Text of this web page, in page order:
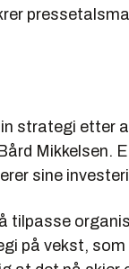
strategi etter
Mikkelsen.
sine
tilpasse
på vekst,